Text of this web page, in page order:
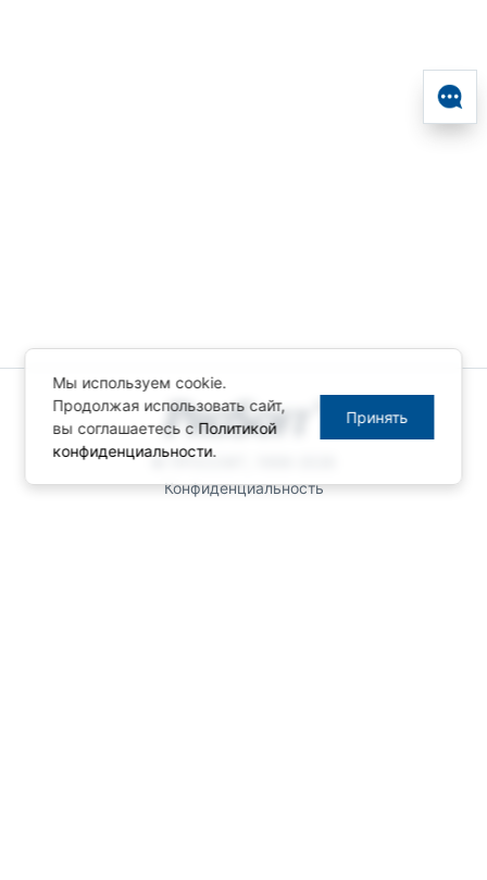
© ПРОСОФТ, 1996-2026
Конфиденциальность
Мы используем cookie.
Продолжая использовать сайт,
вы соглашаетесь с Политикой
конфиденциальности.
Принять